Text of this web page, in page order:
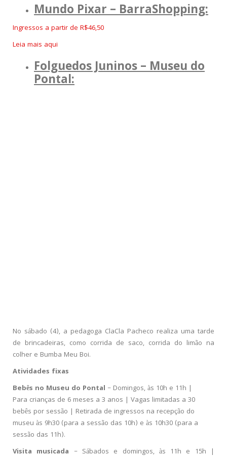
Mundo Pixar – BarraShopping:
Ingressos a partir de R$46,50
Leia mais aqui
Folguedos Juninos – Museu do
Pontal:
No sábado (4), a pedagoga ClaCla Pacheco realiza uma tarde
de brincadeiras, como corrida de saco, corrida do limão na
colher e Bumba Meu Boi.
Atividades fixas
Bebês no Museu do Pontal – Domingos, às 10h e 11h |
Para crianças de 6 meses a 3 anos | Vagas limitadas a 30
bebês por sessão | Retirada de ingressos na recepção do
museu às 9h30 (para a sessão das 10h) e às 10h30 (para a
sessão das 11h).
Visita musicada – Sábados e domingos, às 11h e 15h |